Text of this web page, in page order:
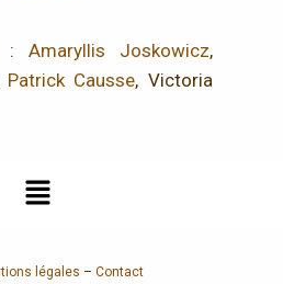
: Amaryllis Joskowicz,
Patrick Causse, Victoria
légales – Contact